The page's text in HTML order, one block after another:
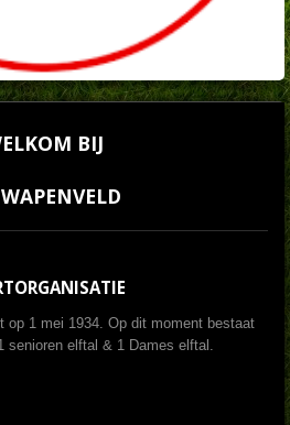
BIJ
op 1 mei 1934. Op dit moment bestaat
senioren elftal & 1 Dames elftal.